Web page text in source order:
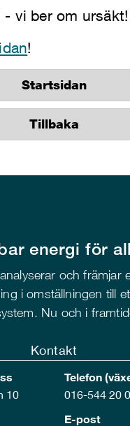
vi ber om ursäkt!
!
Startsidan
Tillbaka
energi för
och främjar
i omställningen till
Nu och i
Kontakt
10
Telefon
016-544 20
E-post